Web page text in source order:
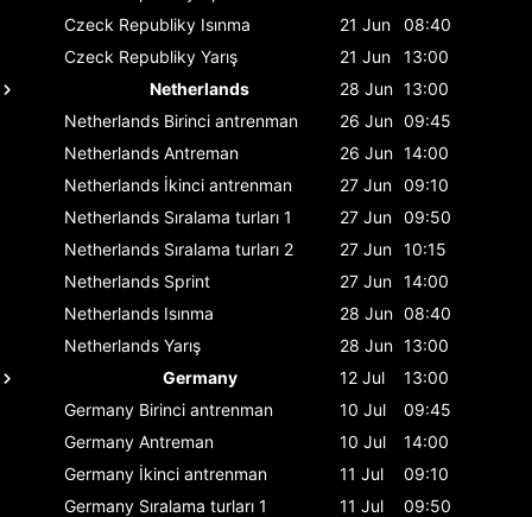
Czeck Republiky Isınma 21 Jun
08:40
Czeck Republiky Yarış 21 Jun
13:00
Netherlands
28 Jun 13:00
Netherlands Birinci antrenman 26 Jun 09:45
Netherlands Antreman 26 Jun 14:00
Netherlands İkinci antrenman 27 Jun 09:10
Netherlands Sıralama turları 1 27 Jun 09:50
Netherlands Sıralama turları 2 27 Jun 10:15
Netherlands Sprint 27 Jun 14:00
Netherlands Isınma 28 Jun 08:40
Netherlands Yarış 28 Jun 13:00
Germany
12 Jul
13:00
Germany Birinci antrenman 10 Jul
09:45
Germany Antreman 10 Jul
14:00
Germany İkinci antrenman 11 Jul
09:10
Germany Sıralama turları 1 11 Jul
09:50